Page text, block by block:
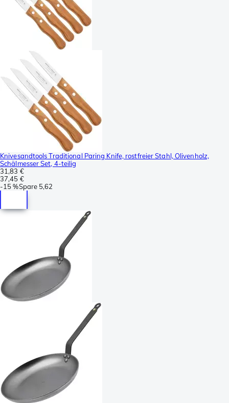
Knivesandtools Traditional Paring Knife, rostfreier Stahl, Olivenholz,
Schälmesser Set, 4-teilig
31,83 €
37,45 €
-15 %Spare 5,62